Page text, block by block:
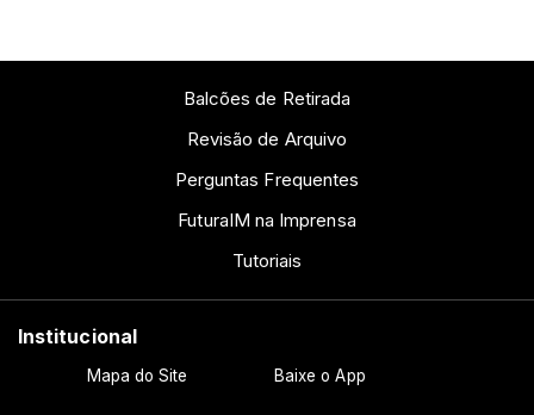
Balcões de Retirada
Revisão de Arquivo
Perguntas Frequentes
FuturaIM na Imprensa
Tutoriais
Institucional
Mapa do Site Baixe o App